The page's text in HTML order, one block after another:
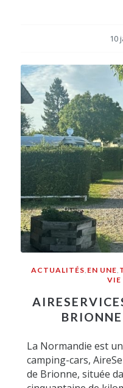
10
ACTUALITÉS EN UNE
VIE
BRIONNE
La Normandie est
camping-cars,
de Brionne, située